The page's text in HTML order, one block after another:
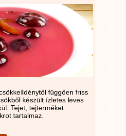
függően friss
készült ízletes leves
Tejet, tejterméket
tartalmaz.